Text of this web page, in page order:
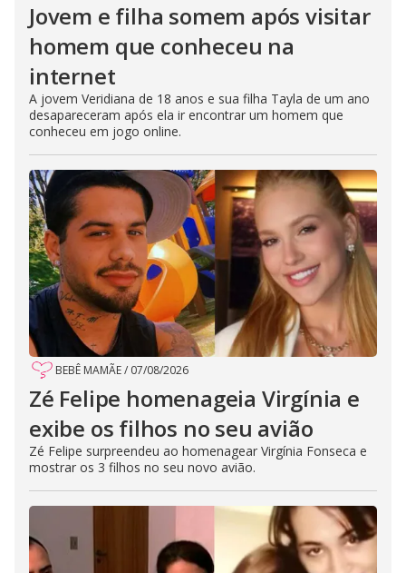
Jovem e filha somem após visitar
homem que conheceu na
internet
A jovem Veridiana de 18 anos e sua filha Tayla de um ano
desapareceram após ela ir encontrar um homem que
conheceu em jogo online.
BEBÊ MAMÃE/ 07/08/2026
Zé Felipe homenageia Virgínia e
exibe os filhos no seu avião
Zé Felipe surpreendeu ao homenagear Virgínia Fonseca e
mostrar os 3 filhos no seu novo avião.